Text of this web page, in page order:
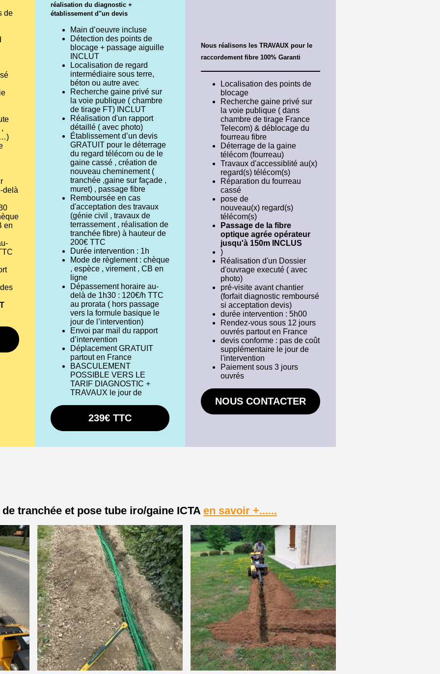
de
delà
en
réalisation du diagnostic +
établissement d"un devis
Main d’oeuvre incluse
Détection des points de
blocage + passage aiguille
INCLUT
Localisation de regard
intermédiaire sous terre,
béton ou autre avec
Recherche gaine privé sur
la voie publique ( chambre
de tirage FT) INCLUT
Réalisation d'un rapport
détaillé ( avec photo)
Établissement d’un devis
GRATUIT pour le déterrage
du regard télécom ou de le
gaine cassé , création de
nouveau cheminement (
tranchée ,gaine sur façade ,
muret) , passage fibre
Remboursée en cas
d'acceptation des travaux
(génie civil , travaux de
terrassement , réalisation de
tranchée fibre) à hauteur de
200€ TTC
Durée intervention : 1h
Mode de règlement : chèque
, espèce , virement , CB en
ligne
Dépassement horaire au-
delà de 1h30 : 120€/h TTC
au prorata ( hors passage
vers la formule basique le
jour de l’intervention)
Envoi par mail du rapport
d’intervention
Déplacement GRATUIT
partout en France
BASCULEMENT
POSSIBLE VERS LE
TARIF DIAGNOSTIC +
TRAVAUX le jour de
239€ TTC
Nous réalisons les TRAVAUX pour le
raccordement fibre 100% Garanti
Localisation des points de
blocage
Recherche gaine privé sur
la voie publique ( dans
chambre de tirage France
Telecom) &déblocage du
fourreau fibre
Déterrage de la gaine
télécom (fourreau)
Travaux d'accessiblité au(x)
regard(s) télécom(s)
Réparation du fourreau
cassé
pose de
nouveau(x) regard(s)
télécom(s)
Passage de la fibre
optique agrée opérateur
jusqu'à 150m INCLUS
)
Réalisation d'un Dossier
d'ouvrage executé ( avec
photo)
pré-visite avant chantier
(forfait diagnostic remboursé
si acceptation devis)
durée intervention : 5h00
Rendez-vous sous 12 jours
ouvrés partout en France
devis conforme : pas de coût
supplémentaire le jour de
l'intervention
Paiement sous 3 jours
ouvrés
NOUS CONTACTER
tranchée et pose tube iro/gaine ICTA en savoir +......